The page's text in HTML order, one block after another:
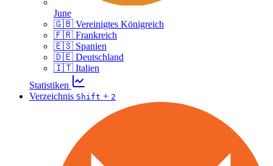
June
🇬🇧 Vereinigtes Königreich
🇫🇷 Frankreich
🇪🇸 Spanien
🇩🇪 Deutschland
🇮🇹 Italien
Statistiken
Verzeichnis Shift + 2